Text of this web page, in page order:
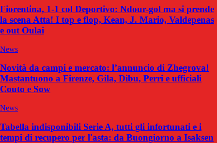
Fiorentina, 1-1 col Deportivo: Ndour-gol ma si prende
la scena Atta! I top e flop, Kean, J. Mario, Valdepenas
e out Oulai
News
Novità da campi e mercato: l’annuncio di Zhegrova!
Mastantuono a Firenze, Gila, Dibu, Perri e ufficiali
Couto e Sow
News
Tabella indisponibili Serie A, tutti gli infortunati e i
tempi di recupero per l'asta: da Buongiorno a Isaksen